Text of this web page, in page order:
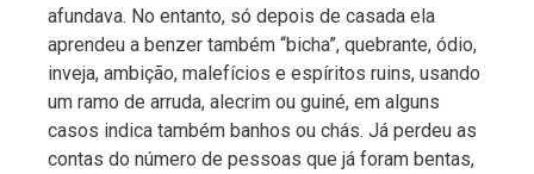
afundava. No entanto, só depois de casada ela
aprendeu a benzer também “bicha”, quebrante, ódio,
inveja, ambição, malefícios e espíritos ruins, usando
um ramo de arruda, alecrim ou guiné, em alguns
casos indica também banhos ou chás. Já perdeu as
contas do número de pessoas que já foram bentas,